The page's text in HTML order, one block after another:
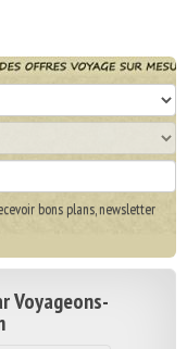
bons plans, newsletter
Voyageons-